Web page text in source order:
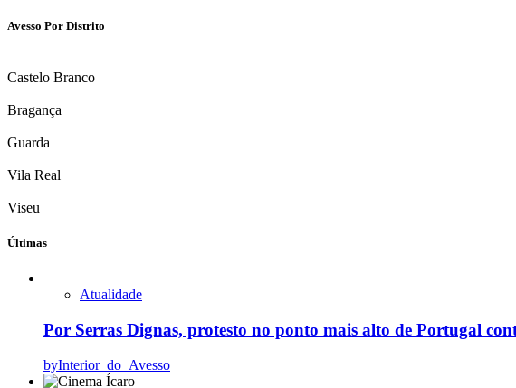
Avesso Por Distrito
Castelo Branco
Bragança
Guarda
Vila Real
Viseu
Últimas
Atualidade
Por Serras Dignas, protesto no ponto mais alto de Portugal
byInterior_do_Avesso